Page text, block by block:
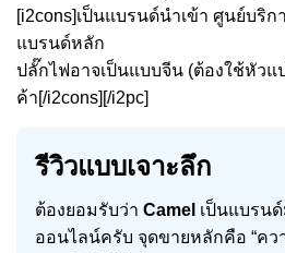
[i2cons]เป็นแบรนด์นำเข้า ศูนย์บริ
แบรนด์หลัก
ปลั๊กไฟอาจเป็นแบบจีน (ต้องใช้หัวแ
ค้า[/i2cons][/i2pc]
รีวิวแบบเจาะลึก
ต้องยอมรับว่า Camel เป็นแบรน
ออนไลน์ครับ จุดขายหลักคือ “คว